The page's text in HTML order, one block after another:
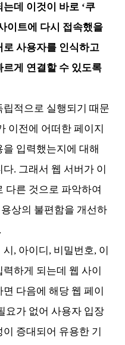
데 이것이 바로 ‘쿠
이트에 다시 접속했을
사용자를 인식하고
게 연결할 수 있도록
적으로 실행되기 때문
이전에 어떠한 페이지
입력했는지에 대해
. 그래서 웹 서버가 이
다른 것으로 파악하여
상의 불편함을 개선하
, 아이디, 비밀번호, 이
하게 되는데 웹 사이
다음에 해당 웹 페이
요가 없어 사용자 입장
증대되어 유용한 기